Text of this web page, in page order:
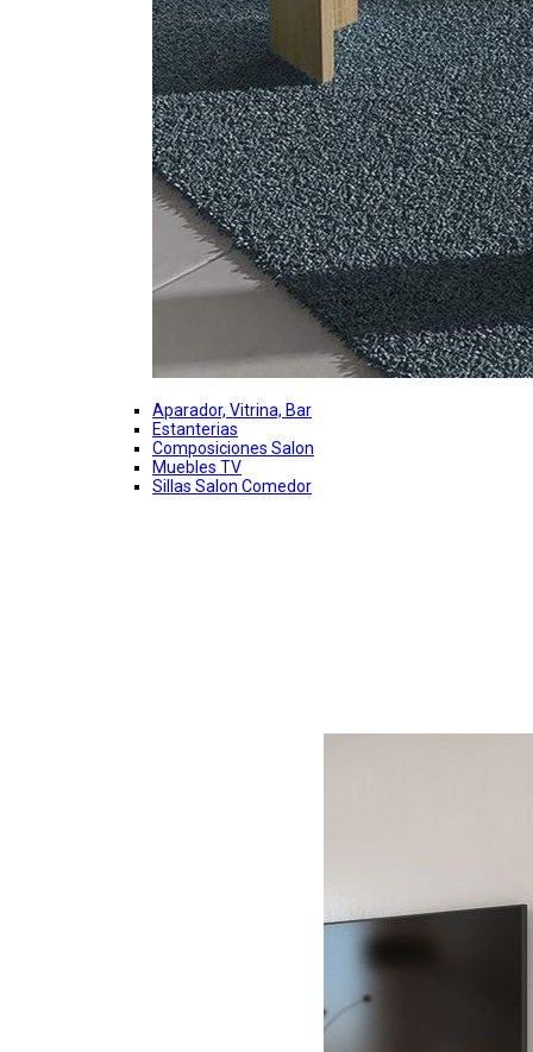
Aparador, Vitrina, Bar
Estanterias
Composiciones Salon
Muebles TV
Sillas Salon Comedor